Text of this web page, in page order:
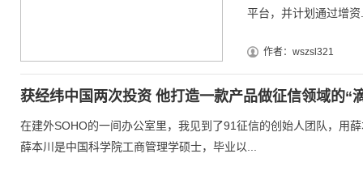
平台，并计划通过增资
作者：wszsl321
获经纬中国两次投资 他打造一款产品做征信领域的“
在建外SOHO的一间办公室里，我见到了91征信的创始人团队，用
薛本川是中国科学院工商管理学硕士，毕业以...